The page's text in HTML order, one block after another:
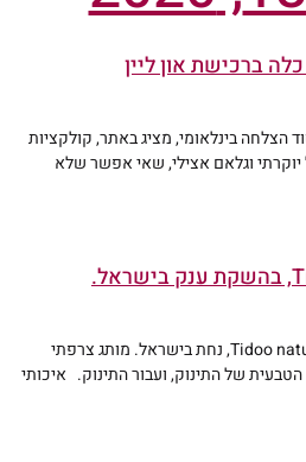
ברכישת און ליין
הצלחה בינלאומי, מציג באתר, קולקציות
יוקרתי וגלאם אצילי, שאי אפשר שלא
מותג החיתולים האקולוגיים, Tidoo nature, נחת בישראל. מותג צרפתי
של התינוק, ועבור התינוק. איכותי